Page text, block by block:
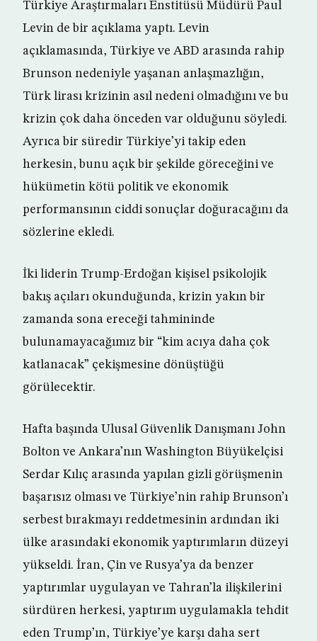
Türkiye Araştırmaları Enstitüsü Müdürü Paul
Levin de bir açıklama yaptı. Levin
açıklamasında, Türkiye ve ABD arasında rahip
Brunson nedeniyle yaşanan anlaşmazlığın,
Türk lirası krizinin asıl nedeni olmadığını ve bu
krizin çok daha önceden var olduğunu söyledi.
Ayrıca bir süredir Türkiye’yi takip eden
herkesin, bunu açık bir şekilde göreceğini ve
hükümetin kötü politik ve ekonomik
performansının ciddi sonuçlar doğuracağını da
sözlerine ekledi.
İki liderin Trump-Erdoğan kişisel psikolojik
bakış açıları okunduğunda, krizin yakın bir
zamanda sona ereceği tahmininde
bulunamayacağımız bir “kim acıya daha çok
katlanacak” çekişmesine dönüştüğü
görülecektir.
Hafta başında Ulusal Güvenlik Danışmanı John
Bolton ve Ankara’nın Washington Büyükelçisi
Serdar Kılıç arasında yapılan gizli görüşmenin
başarısız olması ve Türkiye’nin rahip Brunson’ı
serbest bırakmayı reddetmesinin ardından iki
ülke arasındaki ekonomik yaptırımların düzeyi
yükseldi. İran, Çin ve Rusya’ya da benzer
yaptırımlar uygulayan ve Tahran’la ilişkilerini
sürdüren herkesi, yaptırım uygulamakla tehdit
eden Trump’ın, Türkiye’ye karşı daha sert